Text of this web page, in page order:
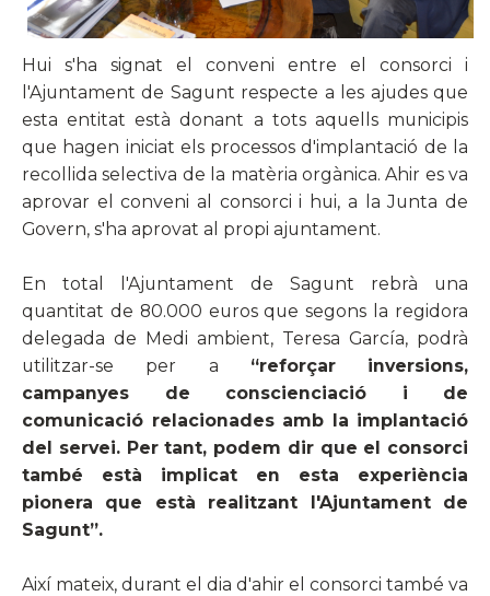
Hui s'ha signat el conveni entre el consorci i
l'Ajuntament de Sagunt respecte a les ajudes que
esta entitat està donant a tots aquells municipis
que hagen iniciat els processos d'implantació de la
recollida selectiva de la matèria orgànica. Ahir es va
aprovar el conveni al consorci i hui, a la Junta de
Govern, s'ha aprovat al propi ajuntament.
En total l'Ajuntament de Sagunt rebrà una
quantitat de 80.000 euros que segons la regidora
delegada de Medi ambient, Teresa García, podrà
utilitzar-se per a “reforçar inversions,
campanyes de conscienciació i de
comunicació relacionades amb la implantació
del servei. Per tant, podem dir que el consorci
també està implicat en esta experiència
pionera que està realitzant l'Ajuntament de
Sagunt”.
Així mateix, durant el dia d'ahir el consorci també va